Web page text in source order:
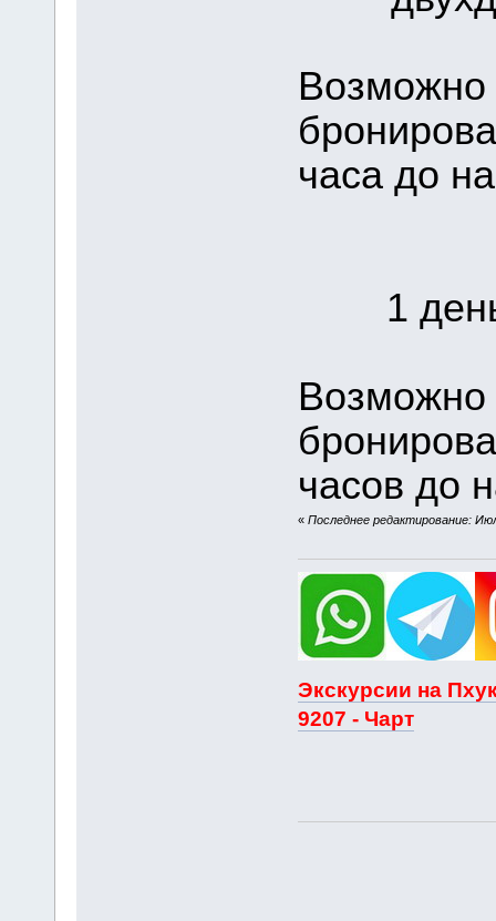
Возможно
часа до
1 день
Возможно
часов до
« Последнее редактирование:
Экскурсии на
9207 - Чарт